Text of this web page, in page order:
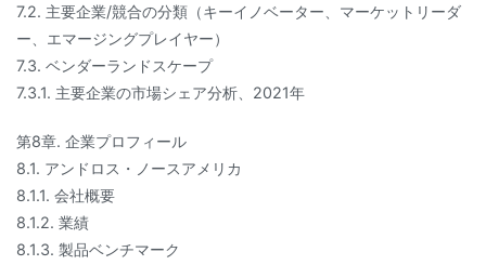
7.2. 主要企業/競合の分類（キーイノベーター、マーケットリーダ
ー、エマージングプレイヤー）
7.3. ベンダーランドスケープ
7.3.1. 主要企業の市場シェア分析、2021年
第8章. 企業プロフィール
8.1. アンドロス・ノースアメリカ
8.1.1. 会社概要
8.1.2. 業績
8.1.3. 製品ベンチマーク